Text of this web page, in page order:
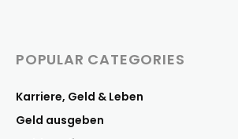
POPULAR CATEGORIES
Karriere, Geld & Leben
Geld ausgeben